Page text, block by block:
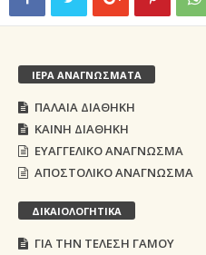
ΙΕΡΑ ΑΝΑΓΝΩΣΜΑΤΑ
ΠΑΛΑΙΑ ΔΙΑΘΗΚΗ
ΚΑΙΝΗ ΔΙΑΘΗΚΗ
ΕΥΑΓΓΕΛΙΚΟ ΑΝΑΓΝΩΣΜΑ
ΑΠΟΣΤΟΛΙΚΟ ΑΝΑΓΝΩΣΜΑ
ΔΙΚΑΙΟΛΟΓΗΤΙΚΑ
ΓΙΑ ΤΗΝ ΤΕΛΕΣΗ ΓΑΜΟΥ